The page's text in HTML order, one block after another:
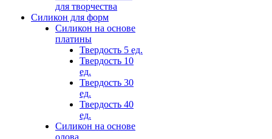
для творчества
Силикон для форм
Силикон на основе
платины
Твердость 5 ед.
Твердость 10
ед.
Твердость 30
ед.
Твердость 40
ед.
Силикон на основе
олова